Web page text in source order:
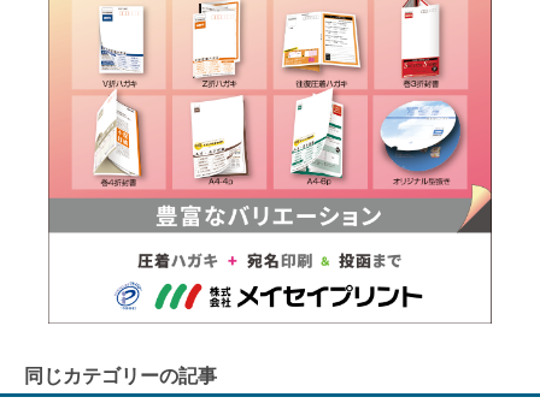
同じカテゴリーの記事